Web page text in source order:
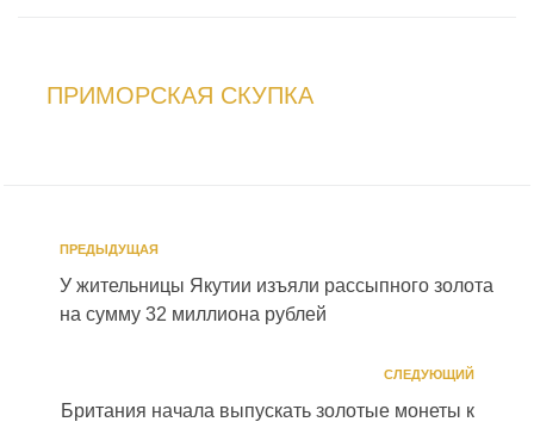
ПРИМОРСКАЯ СКУПКА
ПРЕДЫДУЩАЯ
У жительницы Якутии изъяли рассыпного золота
на сумму 32 миллиона рублей
СЛЕДУЮЩИЙ
Британия начала выпускать золотые монеты к